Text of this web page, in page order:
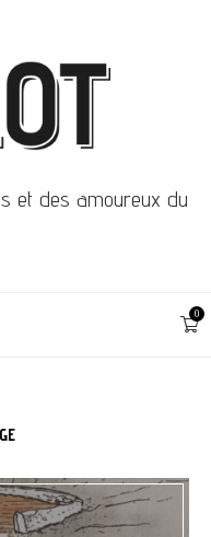
et des amoureux du
0